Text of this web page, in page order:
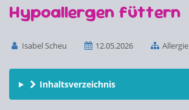
Hypoallergen füttern
Isabel Scheu 12.05.2026 Allergie
Inhaltsverzeichnis